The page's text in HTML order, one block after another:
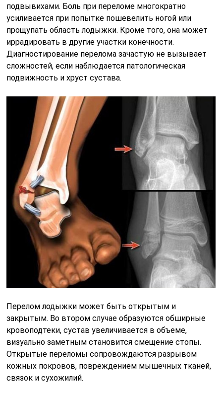
подвывихами. Боль при переломе многократно
усиливается при попытке пошевелить ногой или
прощупать область лодыжки. Кроме того, она может
иррадировать в другие участки конечности.
Диагностирование перелома зачастую не вызывает
сложностей, если наблюдается патологическая
подвижность и хруст сустава.
Перелом лодыжки может быть открытым и
закрытым. Во втором случае образуются обширные
кровоподтеки, сустав увеличивается в объеме,
визуально заметным становится смещение стопы.
Открытые переломы сопровождаются разрывом
кожных покровов, повреждением мышечных тканей,
связок и сухожилий.